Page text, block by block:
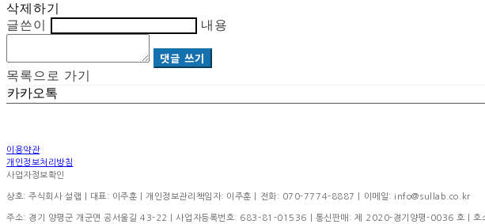
삭제하기
글쓴이
내용
댓글 쓰기
목록으로 가기
카카오톡
이용약관
개인정보처리방침
사업자정보확인
상호: 주식회사 설랩 | 대표: 이주훈 | 개인정보관리책임자: 이주훈 | 전화: 070-7774-8887 | 이메일: info@sullab.co.kr
주소: 경기 양평군 개군면 공서울길 43-22 | 사업자등록번호: 683-81-01536 | 통신판매: 제 2020-경기양평-0036 호 | 호